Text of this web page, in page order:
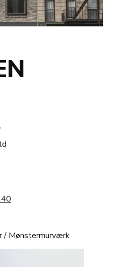
/ Mønstermurværk